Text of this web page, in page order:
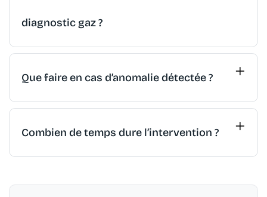
diagnostic gaz ?
Que faire en cas d’anomalie détectée ?
Combien de temps dure l’intervention ?